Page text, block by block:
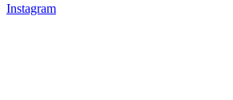
Instagram